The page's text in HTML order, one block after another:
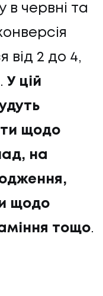
в червні та
від 2 до 4,
У цій
щодо
на
щодо
тощо.